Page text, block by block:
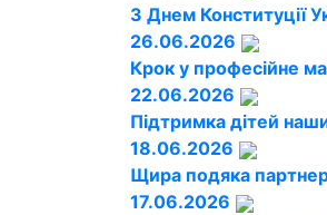
З Днем Конституції
26.06.2026
Крок у професійне
22.06.2026
Підтримка дітей
18.06.2026
Щира подяка
17.06.2026